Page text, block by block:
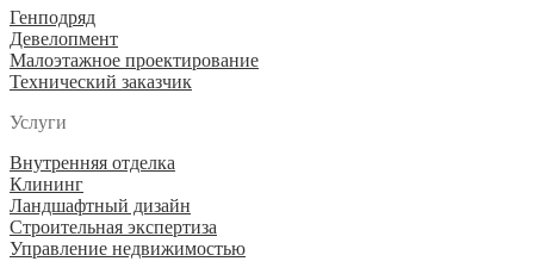
Генподряд
Девелопмент
Малоэтажное проектирование
Технический заказчик
Услуги
Внутренняя отделка
Клининг
Ландшафтный дизайн
Строительная экспертиза
Управление недвижимостью